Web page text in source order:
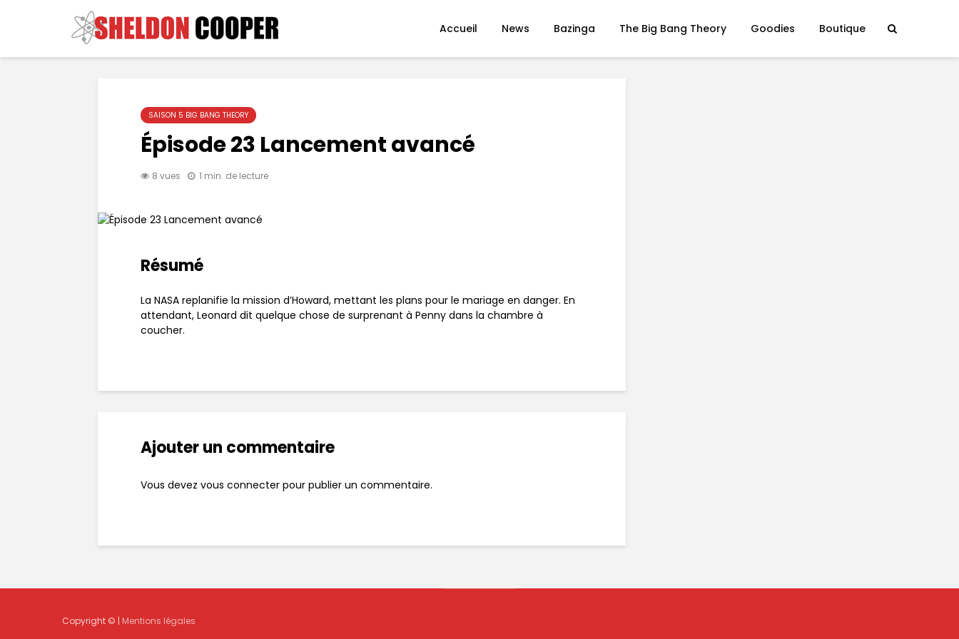
Accueil News Bazinga The Big Bang Theory Goodies Boutique
SAISON 5 BIG BANG THEORY
Épisode 23 Lancement avancé
8 vues 1 min. de lecture
Résumé
La NASA replanifie la mission d’Howard, mettant les plans pour le mariage en danger. En
attendant, Leonard dit quelque chose de surprenant à Penny dans la chambre à
coucher.
Ajouter un commentaire
Vous devez vous connecter pour publier un commentaire.
Copyright © | Mentions légales